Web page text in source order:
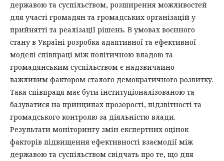
державою та суспільством, розширення можливостей
для участі громадян та громадських організацій у
прийнятті та реалізації рішень. В умовах воєнного
стану в Україні розробка адаптивної та ефективної
моделі співпраці між політичною владою та
громадянським суспільством є надзвичайно
важливим фактором сталого демократичного розвитку.
Така співпраця має бути інституціоналізованою та
базуватися на принципах прозорості, підзвітності та
громадського контролю за діяльністю влади.
Результати моніторингу змін експертних оцінок
факторів підвищення ефективності взаємодії між
державою та суспільством свідчать про те, що для